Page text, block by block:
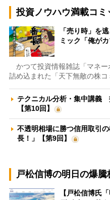
投資ノウハウ満載コミ
「売り時」を
ミック「俺が
かつて投資情報雑誌「マネー
詰め込まれた「天下無敵の株コ
テクニカル分析・集中講義
【第10回】
不透明相場に勝つ信用取引
長！」【第9回】
戸松信博の明日の爆騰
【戸松信博氏